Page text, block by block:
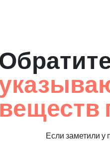
веществ
Если заметили у